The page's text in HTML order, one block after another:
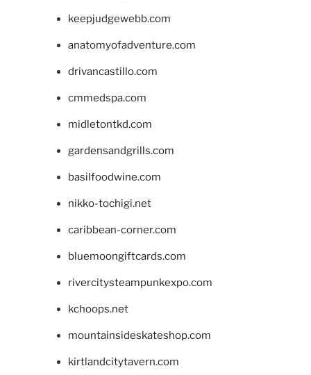
keepjudgewebb.com
anatomyofadventure.com
drivancastillo.com
cmmedspa.com
midletontkd.com
gardensandgrills.com
basilfoodwine.com
nikko-tochigi.net
caribbean-corner.com
bluemoongiftcards.com
rivercitysteampunkexpo.com
kchoops.net
mountainsideskateshop.com
kirtlandcitytavern.com